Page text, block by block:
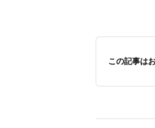
この記事は